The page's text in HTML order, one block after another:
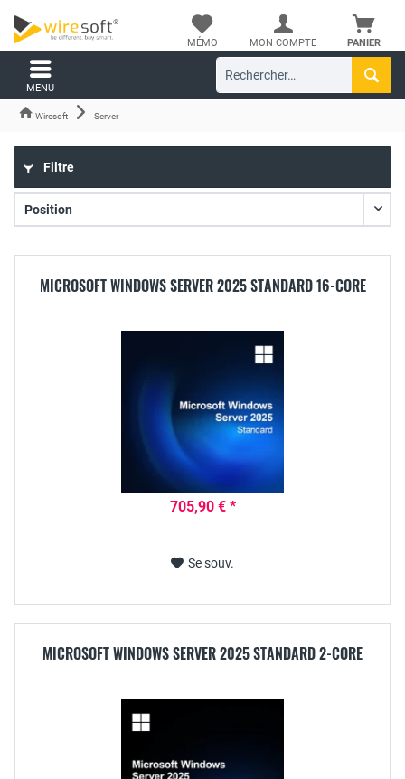
PANIER
MÉMO MON COMPTE
MENU
Wiresoft Server
Filtre
MICROSOFT WINDOWS SERVER 2025 STANDARD 16-CORE
705,90 € *
Se souv.
MICROSOFT WINDOWS SERVER 2025 STANDARD 2-CORE